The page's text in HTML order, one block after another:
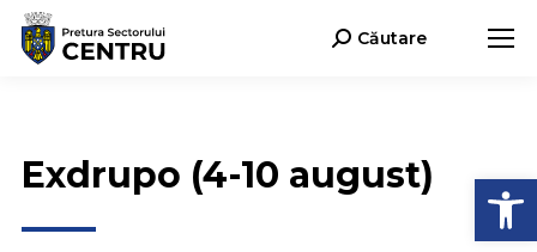
Search:Căutare
Exdrupo (4-10 august)